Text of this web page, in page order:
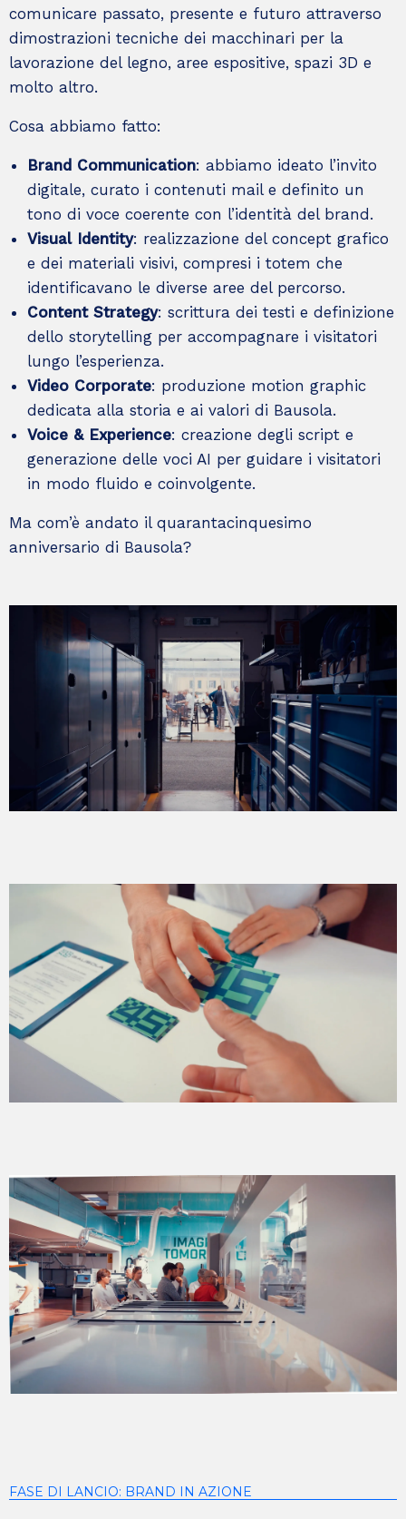
+
Bausola – Evento 45
Come si costruisce
un’esperienza di brand attorno
a un evento?
comunicare passato, presente e futuro attraverso
dimostrazioni tecniche dei macchinari per la
lavorazione del legno, aree espositive, spazi 3D e
molto altro.
Cosa abbiamo fatto:
Brand Communication: abbiamo ideato l’invito
digitale, curato i contenuti mail e definito un
tono di voce coerente con l’identità del brand.
Visual Identity: realizzazione del concept grafico
e dei materiali visivi, compresi i totem che
identificavano le diverse aree del percorso.
Content Strategy: scrittura dei testi e definizione
dello storytelling per accompagnare i visitatori
lungo l’esperienza.
Video Corporate: produzione motion graphic
dedicata alla storia e ai valori di Bausola.
Voice & Experience: creazione degli script e
generazione delle voci AI per guidare i visitatori
in modo fluido e coinvolgente.
Ma com’è andato il quarantacinquesimo
anniversario di Bausola?
FASE DI LANCIO: BRAND IN AZIONE